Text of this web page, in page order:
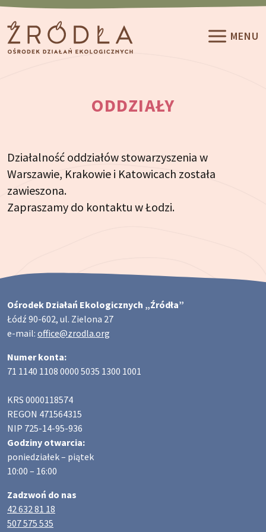
Przeskocz do treści
MENU
ODDZIAŁY
Działalność oddziałów stowarzyszenia w
Warszawie, Krakowie i Katowicach została
zawieszona.
Zapraszamy do kontaktu w Łodzi.
Ośrodek Działań Ekologicznych „Źródła”
Łódź 90-602, ul. Zielona 27
e-mail: office@zrodla.org
Numer konta:
71 1140 1108 0000 5035 1300 1001
KRS 0000118574
REGON 471564315
NIP 725-14-95-936
Godziny otwarcia:
poniedziałek – piątek
10:00 – 16:00
Zadzwoń do nas
42 632 81 18
507 575 535